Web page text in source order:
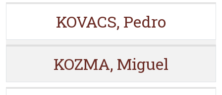
KOVACS, Pedro
KOZMA, Miguel